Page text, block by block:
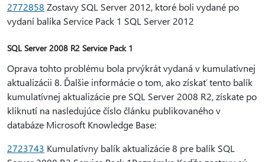
2772858 Zostavy SQL Server 2012, ktoré boli vydané po
vydaní balíka Service Pack 1 SQL Server 2012
SQL Server 2008 R2 Service Pack 1
Oprava tohto problému bola prvýkrát vydaná v kumulatívnej
aktualizácii 8. Ďalšie informácie o tom, ako získať tento balík
kumulatívnej aktualizácie pre SQL Server 2008 R2, získate po
kliknutí na nasledujúce číslo článku publikovaného v
databáze Microsoft Knowledge Base:
2723743 Kumulatívny balík aktualizácie 8 pre balík SQL